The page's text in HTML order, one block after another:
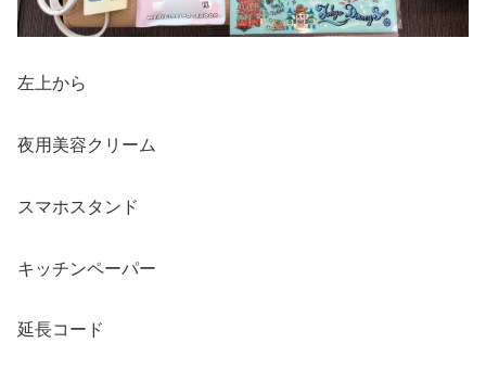
左上から
夜用美容クリーム
スマホスタンド
キッチンペーパー
延長コード